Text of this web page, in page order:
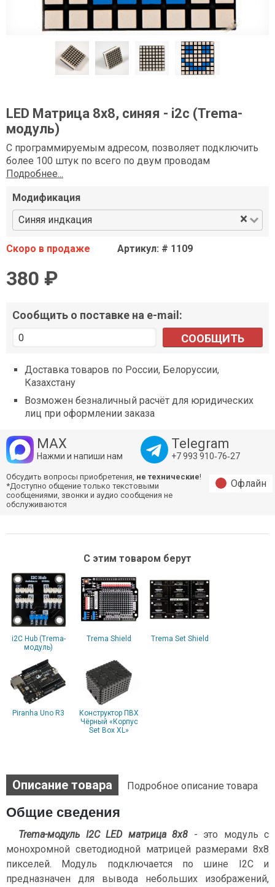
LED Матрица 8x8, синяя - i2c (Trema-
модуль)
С программируемым адресом, позволяет подключить
более 100 штук по всего по двум проводам
Подробнее...
Модификация
Синяя индкация
×
Скоро в продаже Артикул: # 1109
380 ₽
Сообщить о поставке на e-mail:
СООБЩИТЬ
Доставка товаров по России, Белоруссии,
Казахстану
Возможен безналичный расчёт для юридических
лиц при оформлении заказа
MAX
Нажми и напиши нам
Telegram
+7 993 910‑76‑27
Обсудить вопросы приобретения, не технические!
*Доступно общение только текстовыми
сообщениями, звонки и аудио сообщения не
обслуживаются
Офлайн
С этим товаром берут
i2C Hub (Trema-
модуль)
Trema Shield Trema Set Shield
Piranha Uno R3
Конструктор ПВХ
Чёрный «Корпус
Set Box XL»
Описание товара Подробное описание товара
Общие сведения
Trema-модуль I2C LED матрица 8x8 - это модуль с
монохромной светодиодной матрицей размерами 8x8
пикселей. Модуль подключается по шине I2С и
предназначен для вывода небольших изображений,